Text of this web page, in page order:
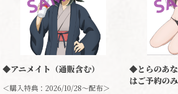
◆アニメイト（通販含む）
＜購入特典：2026/10/28～配布＞
◆とらのあ
はご予約の